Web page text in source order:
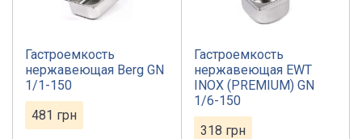
Гастроемкость
нержавеющая Berg GN
1/1-150
481 грн
Гастроемкость
нержавеющая EWT
INOX (PREMIUM) GN
1/6-150
318 грн